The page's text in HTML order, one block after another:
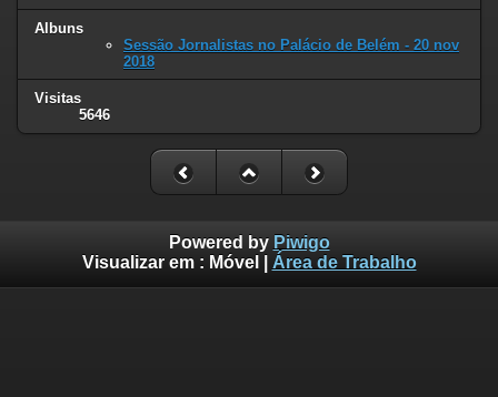
Albuns
Sessão Jornalistas no Palácio de Belém - 20 nov
2018
Visitas
5646
Powered by Piwigo
Visualizar em : Móvel Área de Trabalho